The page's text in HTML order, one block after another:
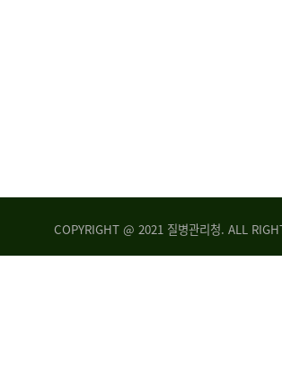
COPYRIGHT @ 2021 질병관리청. ALL